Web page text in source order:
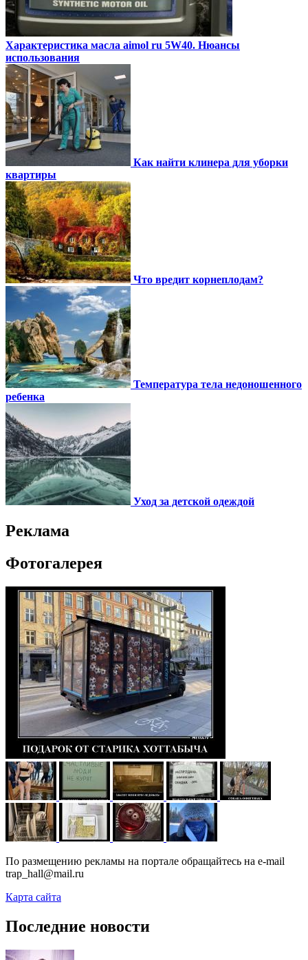
Характеристика масла aimol ru 5W40. Нюансы
использования
Как найти клинера для уборки
квартиры
Что вредит корнеплодам?
Температура тела недоношенного
ребенка
Уход за детской одеждой
Реклама
Фотогалерея
По размещению рекламы на портале обращайтесь на e-mail
trap_hall@mail.ru
Карта сайта
Последние новости